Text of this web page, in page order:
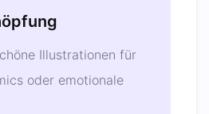
Illustrationen für
oder emotionale